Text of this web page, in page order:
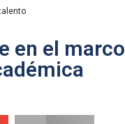
en el marco